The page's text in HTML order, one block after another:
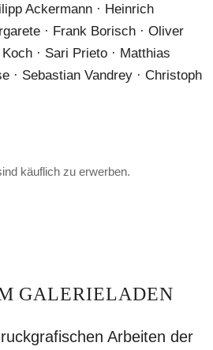
Ackermann · Heinrich
· Frank Borisch · Oliver
· Sari Prieto · Matthias
· Sebastian Vandrey · Christoph
käuflich zu erwerben.
GALERIELADEN
Arbeiten der